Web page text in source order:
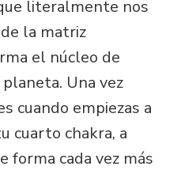
literalmente nos
la matriz
el núcleo de
Una vez
cuando empiezas a
cuarto chakra, a
forma cada vez más